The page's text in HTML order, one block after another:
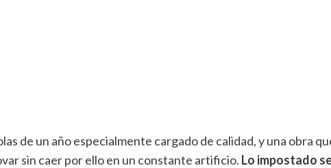
de un año especialmente cargado de calidad, y una obra
sin caer por ello en un constante artificio. Lo impostado